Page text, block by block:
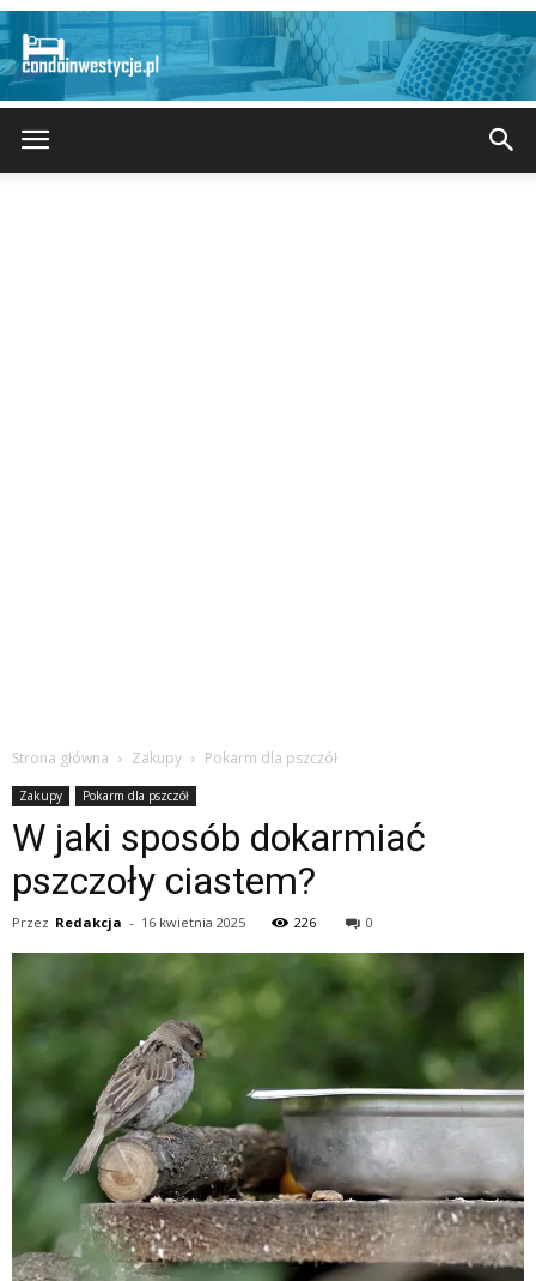
Strona główna Zakupy Pokarm dla pszczół
Zakupy Pokarm dla pszczół
W jaki sposób dokarmiać
pszczoły ciastem?
Przez Redakcja - 16 kwietnia 2025 226 0